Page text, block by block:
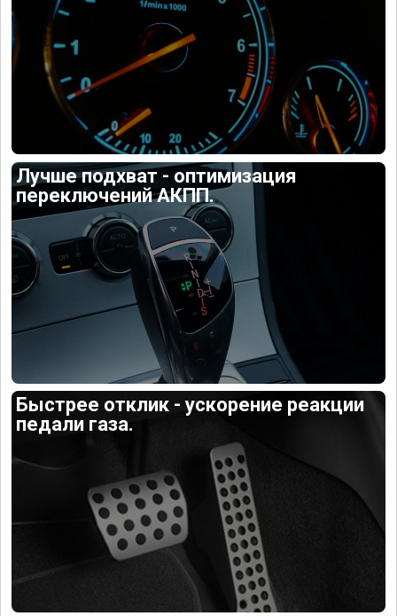
Лучше подхват - оптимизация
переключений АКПП.
Быстрее отклик - ускорение реакции
педали газа.